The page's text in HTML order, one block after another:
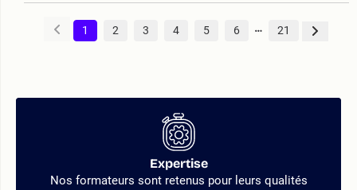
1 2 3 4 5 6 21
Expertise
Nos formateurs sont retenus pour leurs qualités